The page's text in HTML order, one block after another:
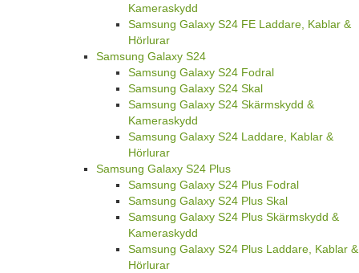
Kameraskydd
Samsung Galaxy S24 FE Laddare, Kablar &
Hörlurar
Samsung Galaxy S24
Samsung Galaxy S24 Fodral
Samsung Galaxy S24 Skal
Samsung Galaxy S24 Skärmskydd &
Kameraskydd
Samsung Galaxy S24 Laddare, Kablar &
Hörlurar
Samsung Galaxy S24 Plus
Samsung Galaxy S24 Plus Fodral
Samsung Galaxy S24 Plus Skal
Samsung Galaxy S24 Plus Skärmskydd &
Kameraskydd
Samsung Galaxy S24 Plus Laddare, Kablar &
Hörlurar